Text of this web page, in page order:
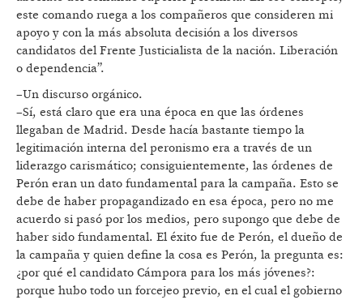
este comando ruega a los compañeros que consideren mi
apoyo y con la más absoluta decisión a los diversos
candidatos del Frente Justicialista de la nación. Liberación
o dependencia”.
–Un discurso orgánico.
–Sí, está claro que era una época en que las órdenes
llegaban de Madrid. Desde hacía bastante tiempo la
legitimación interna del peronismo era a través de un
liderazgo carismático; consiguientemente, las órdenes de
Perón eran un dato fundamental para la campaña. Esto se
debe de haber propagandizado en esa época, pero no me
acuerdo si pasó por los medios, pero supongo que debe de
haber sido fundamental. El éxito fue de Perón, el dueño de
la campaña y quien define la cosa es Perón, la pregunta es:
¿por qué el candidato Cámpora para los más jóvenes?:
porque hubo todo un forcejeo previo, en el cual el gobierno